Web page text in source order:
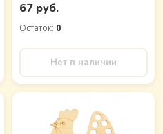
67 руб.
Остаток: 0
Нет в наличии